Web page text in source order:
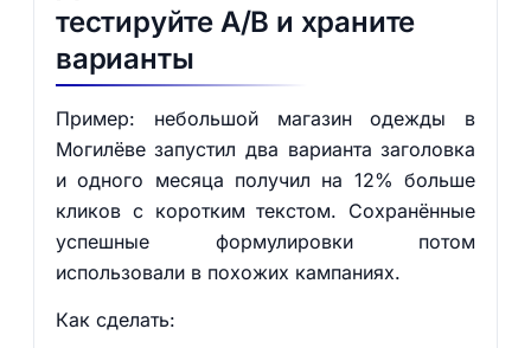
тестируйте A/B и храните
варианты
Пример: небольшой магазин одежды в
Могилёве запустил два варианта заголовка
и одного месяца получил на 12% больше
кликов с коротким текстом. Сохранённые
успешные формулировки потом
использовали в похожих кампаниях.
Как сделать: